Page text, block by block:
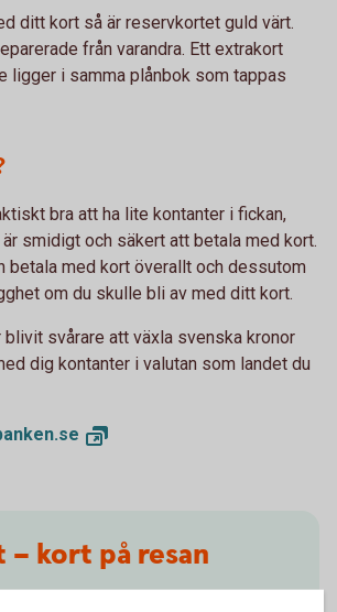
ditt kort så är reservkortet guld värt.
från varandra. Ett extrakort
ligger i samma plånbok som tappas
bra att ha lite kontanter i fickan,
smidigt och säkert att betala med kort.
betala med kort överallt och dessutom
om du skulle bli av med ditt kort.
blivit svårare att växla svenska kronor
dig kontanter i valutan som landet du
– kort på resan